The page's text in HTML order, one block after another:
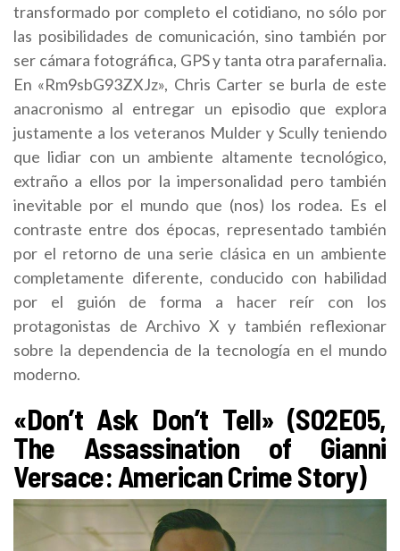
transformado por completo el cotidiano, no sólo por
las posibilidades de comunicación, sino también por
ser cámara fotográfica, GPS y tanta otra parafernalia.
En «Rm9sbG93ZXJz», Chris Carter se burla de este
anacronismo al entregar un episodio que explora
justamente a los veteranos Mulder y Scully teniendo
que lidiar con un ambiente altamente tecnológico,
extraño a ellos por la impersonalidad pero también
inevitable por el mundo que (nos) los rodea. Es el
contraste entre dos épocas, representado también
por el retorno de una serie clásica en un ambiente
completamente diferente, conducido con habilidad
por el guión de forma a hacer reír con los
protagonistas de Archivo X y también reflexionar
sobre la dependencia de la tecnología en el mundo
moderno.
«Don’t Ask Don’t Tell» (S02E05,
The Assassination of Gianni
Versace: American Crime Story)